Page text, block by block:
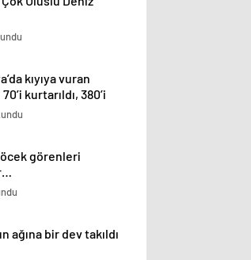
kıyıya vuran
kurtarıldı, 380’i
görenleri
ağına bir dev takıldı